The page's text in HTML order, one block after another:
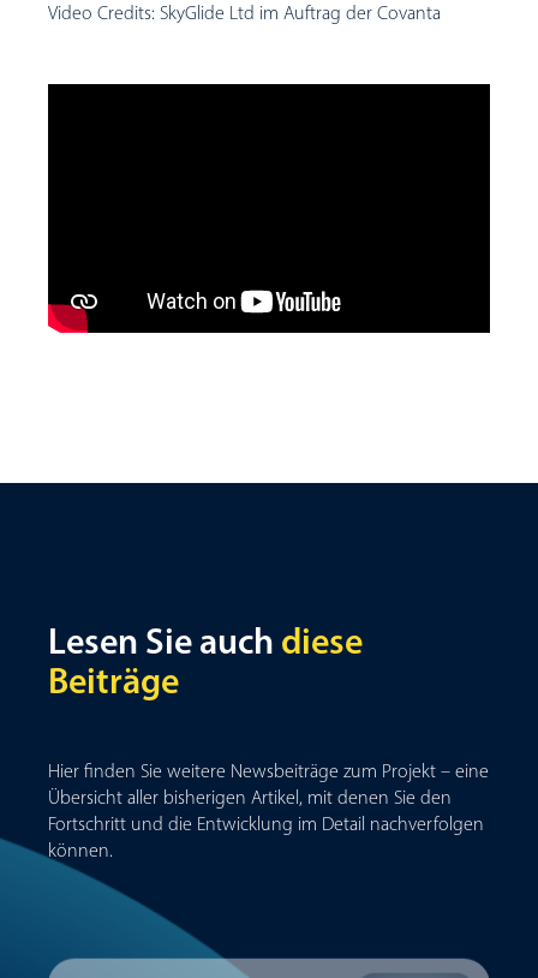
Video Credits: SkyGlide Ltd im Auftrag der Covanta
Lesen Sie auch diese
Beiträge
Hier finden Sie weitere Newsbeiträge zum Projekt – eine
Übersicht aller bisherigen Artikel, mit denen Sie den
Fortschritt und die Entwicklung im Detail nachverfolgen
können.